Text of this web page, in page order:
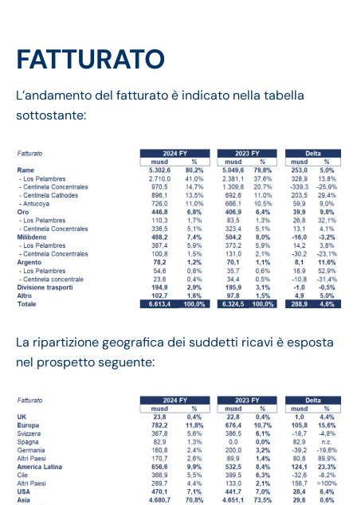
FATTURATO
L’andamento del fatturato è indicato nella tabella
sottostante:
La ripartizione geografica dei suddetti ricavi è esposta
nel prospetto seguente: